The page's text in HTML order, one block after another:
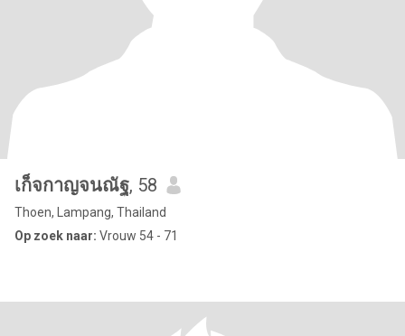
เก็จกาญจนณัฐ, 58
Thoen, Lampang, Thailand
Op zoek naar: Vrouw 54 - 71